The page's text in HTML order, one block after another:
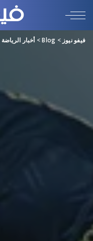
فيفو نيوز >
Blog
> أخبار الرياضة